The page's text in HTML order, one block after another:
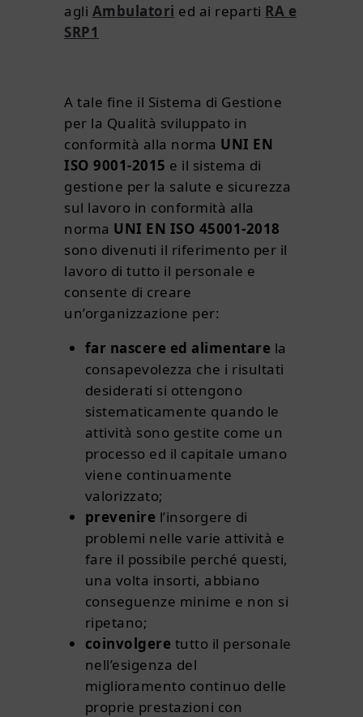
agli Ambulatori ed ai reparti RA e
SRP1
A tale fine il Sistema di Gestione
per la Qualità sviluppato in
conformità alla norma UNI EN
ISO 9001-2015 e il sistema di
gestione per la salute e sicurezza
sul lavoro in conformità alla
norma UNI EN ISO 45001-2018
sono divenuti il riferimento per il
lavoro di tutto il personale e
consente di creare
un’organizzazione per:
far nascere ed alimentare la
consapevolezza che i risultati
desiderati si ottengono
sistematicamente quando le
attività sono gestite come un
processo ed il capitale umano
viene continuamente
valorizzato;
prevenire l’insorgere di
problemi nelle varie attività e
fare il possibile perché questi,
una volta insorti, abbiano
conseguenze minime e non si
ripetano;
coinvolgere tutto il personale
nell’esigenza del
miglioramento continuo delle
proprie prestazioni con